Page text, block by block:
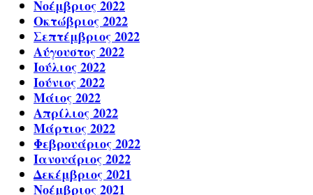
Νοέμβριος 2022
Οκτώβριος 2022
Σεπτέμβριος 2022
Αύγουστος 2022
Ιούλιος 2022
Ιούνιος 2022
Μάιος 2022
Απρίλιος 2022
Μάρτιος 2022
Φεβρουάριος 2022
Ιανουάριος 2022
Δεκέμβριος 2021
Νοέμβριος 2021